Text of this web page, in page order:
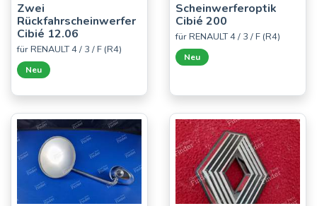
Zwei
Rückfahrscheinwerfer
Cibié 12.06
für RENAULT 4 / 3 / F (R4)
Neu
Scheinwerferoptik
Cibié 200
für RENAULT 4 / 3 / F (R4)
Neu